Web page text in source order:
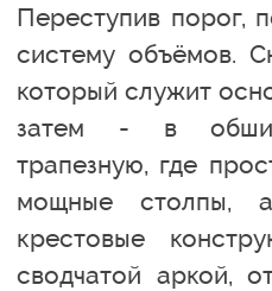
Переступив порог,
систему объёмов.
который служит
затем - в
трапезную, где
мощные столпы,
крестовые
сводчатой аркой,